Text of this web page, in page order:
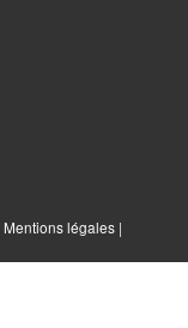
Mentions légales |